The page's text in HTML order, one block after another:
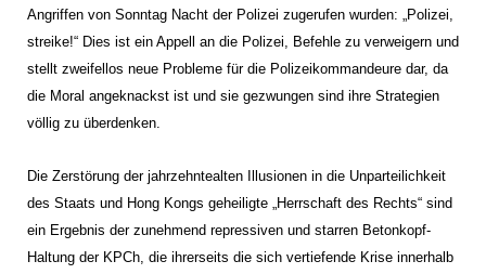
Angriffen von Sonntag Nacht der Polizei zugerufen wurden: „Polizei,
streike!“ Dies ist ein Appell an die Polizei, Befehle zu verweigern und
stellt zweifellos neue Probleme für die Polizeikommandeure dar, da
die Moral angeknackst ist und sie gezwungen sind ihre Strategien
völlig zu überdenken.
Die Zerstörung der jahrzehntealten Illusionen in die Unparteilichkeit
des Staats und Hong Kongs geheiligte „Herrschaft des Rechts“ sind
ein Ergebnis der zunehmend repressiven und starren Betonkopf-
Haltung der KPCh, die ihrerseits die sich vertiefende Krise innerhalb